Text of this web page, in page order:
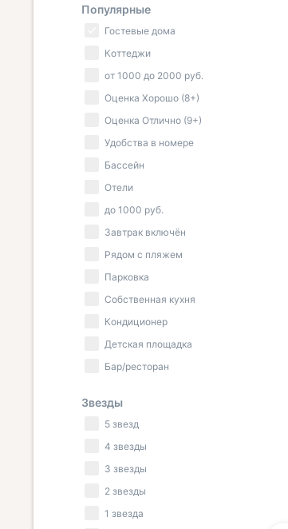
Отель МОЙ ГОД
1.8 км от центра
Популярные
Гостевые дома
Коттеджи
от 1000 до 2000 руб.
Оценка Хорошо (8+)
Оценка Отлично (9+)
Удобства в номере
Бассейн
Отели
до 1000 руб.
Завтрак включён
Рядом с пляжем
Парковка
Собственная кухня
Кондиционер
Детская площадка
Бар/ресторан
Звезды
5 звезд
4 звезды
3 звезды
2 звезды
1 звезда